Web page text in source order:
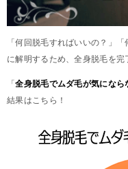
「何回脱毛すればいいの？」
に解明するため、全身脱毛を完
「全身脱毛でムダ毛が気になら
結果はこちら！